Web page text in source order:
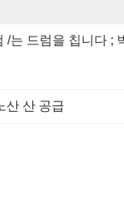
/는 드럼을 칩니다 ;
산 산 공급